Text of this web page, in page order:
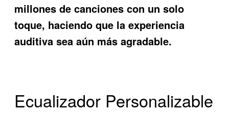
millones de canciones con un solo
toque, haciendo que la experiencia
auditiva sea aún más agradable.
Ecualizador Personalizable